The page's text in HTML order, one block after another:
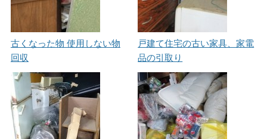
古くなった物 使用しない物
回収
戸建て住宅の古い家具、家電
品の引取り